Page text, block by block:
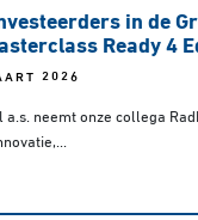
in de
Ready 4
2026
a.s. neemt onze collega